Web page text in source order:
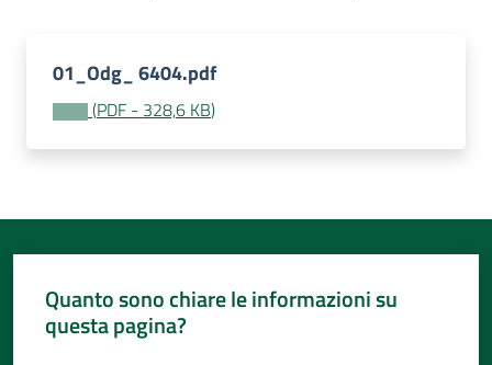
01_Odg_ 6404.pdf
(PDF - 328,6 KB)
Quanto sono chiare le informazioni su
questa pagina?